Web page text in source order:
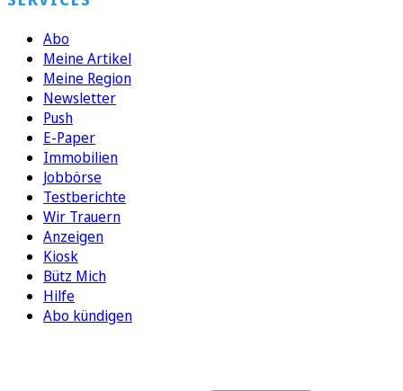
Abo
Meine Artikel
Meine Region
Newsletter
Push
E-Paper
Immobilien
Jobbörse
Testberichte
Wir Trauern
Anzeigen
Kiosk
Bütz Mich
Hilfe
Abo kündigen